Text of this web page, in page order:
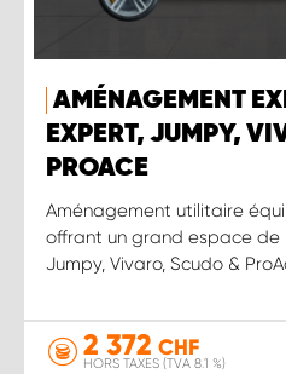
AMÉNAGEMENT
EXPERT, JUMPY,
PROACE
Aménagement utilitaire
offrant un grand espace de
Jumpy, Vivaro, Scudo &
2 372 CHF
HORS TAXES (TVA 8.1 %)